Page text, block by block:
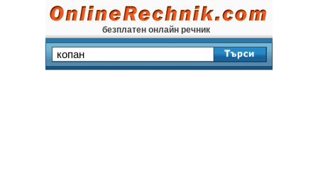
безплатен онлайн речник